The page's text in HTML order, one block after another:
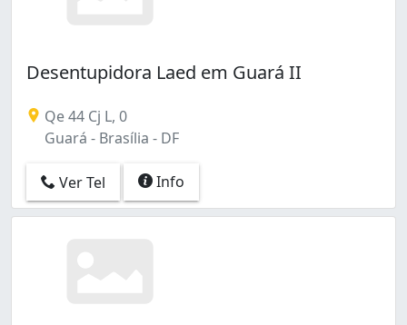
Desentupidora Laed em Guará II
Qe 44 Cj L, 0
Guará - Brasília - DF
Ver Tel Info